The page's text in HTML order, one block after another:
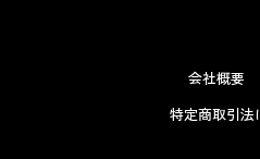
会社概要
特定商取引法